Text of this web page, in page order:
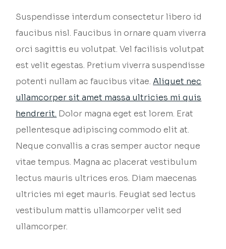
Suspendisse interdum consectetur libero id
faucibus nisl. Faucibus in ornare quam viverra
orci sagittis eu volutpat. Vel facilisis volutpat
est velit egestas. Pretium viverra suspendisse
potenti nullam ac faucibus vitae.Aliquet nec
ullamcorper sit amet massa ultricies mi quis
hendrerit. Dolor magna eget est lorem. Erat
pellentesque adipiscing commodo elit at.
Neque convallis a cras semper auctor neque
vitae tempus. Magna ac placerat vestibulum
lectus mauris ultrices eros. Diam maecenas
ultricies mi eget mauris. Feugiat sed lectus
vestibulum mattis ullamcorper velit sed
ullamcorper.